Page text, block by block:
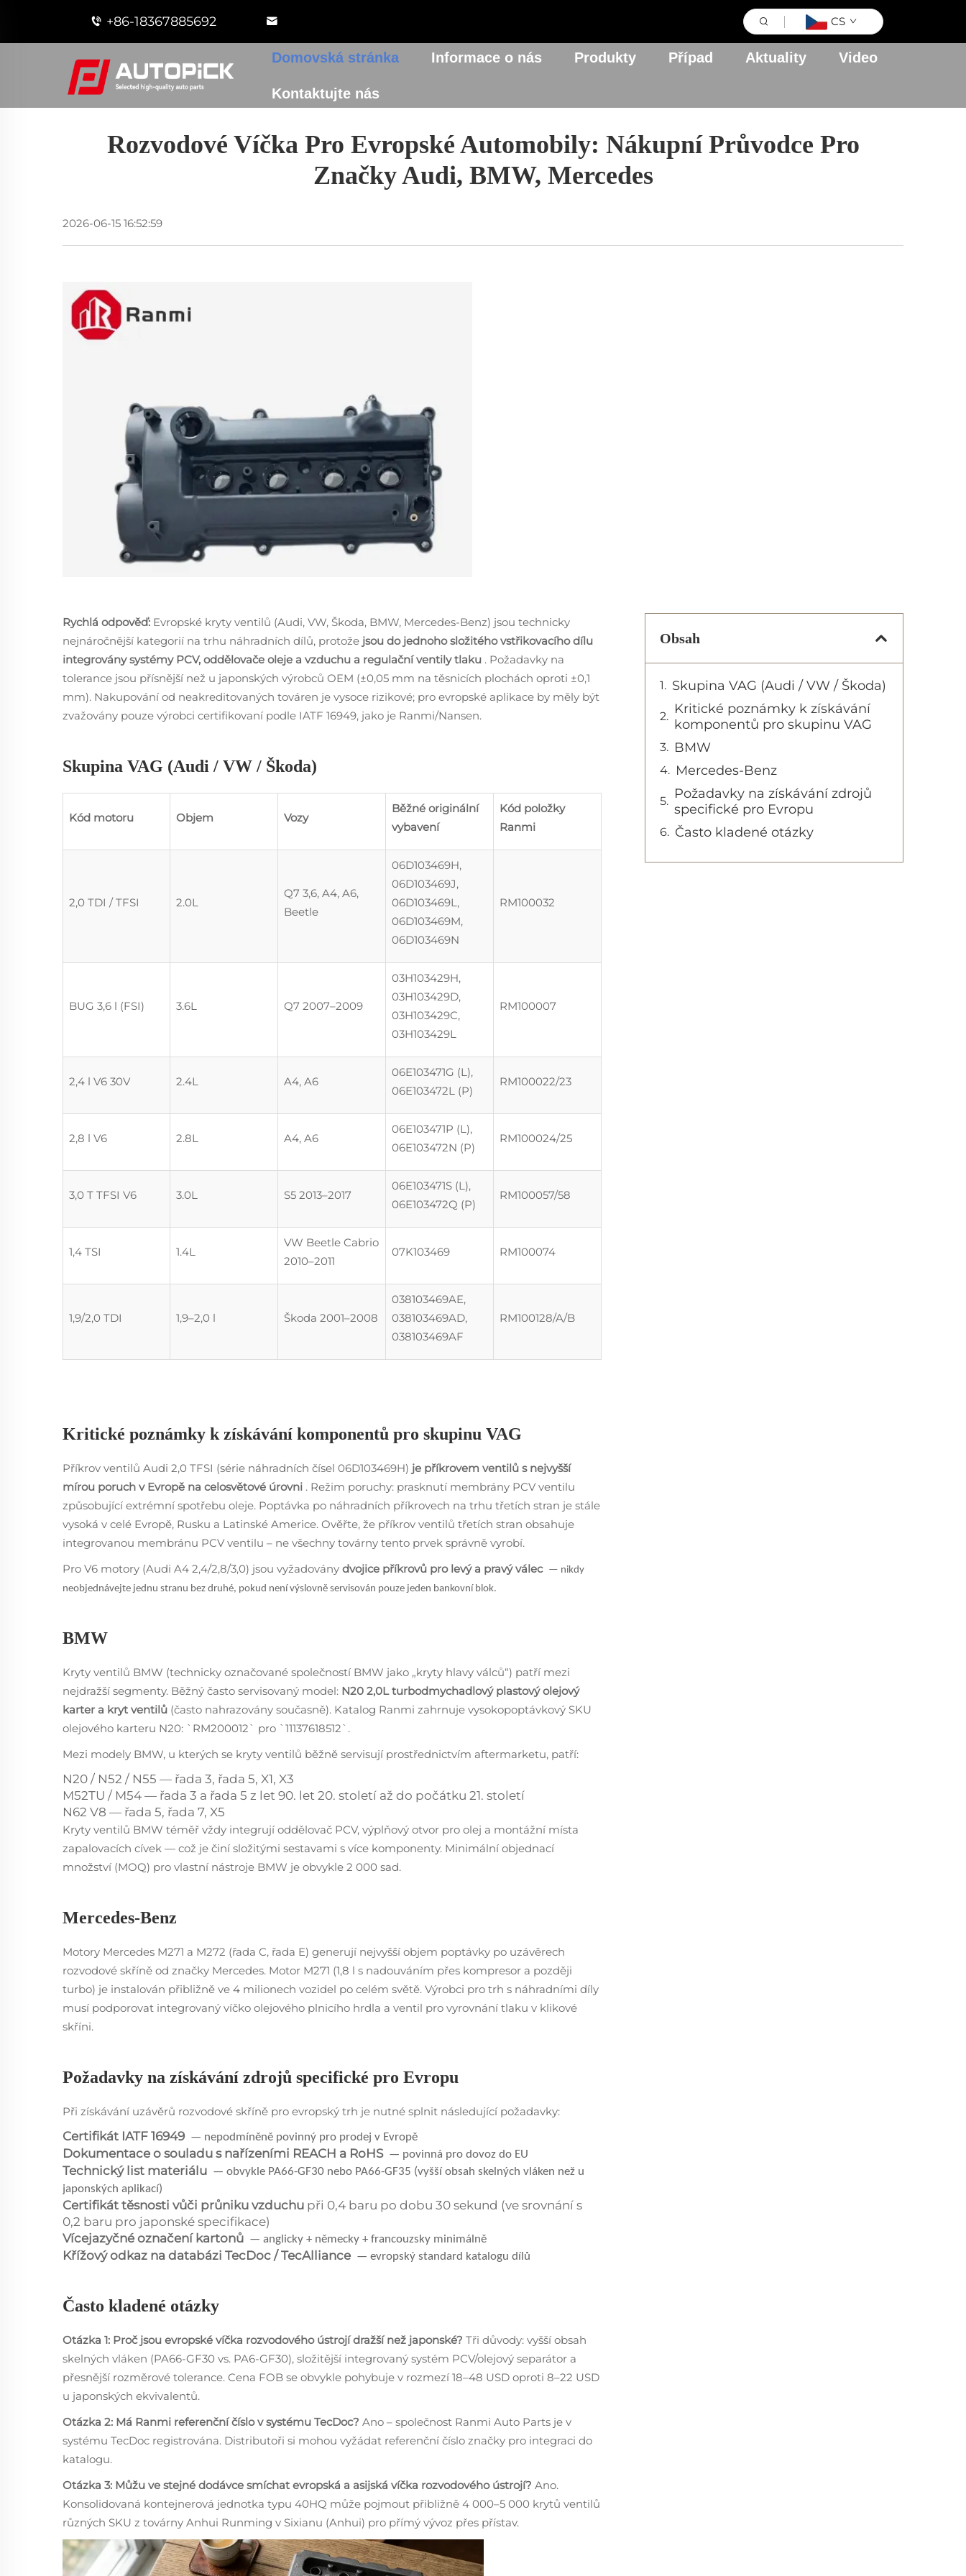
+86-18367885692 CS
Domovská stránka Informace o nás Produkty Případ Aktuality Video
Kontaktujte nás
Rozvodové Víčka Pro Evropské Automobily: Nákupní Průvodce Pro
Značky Audi, BMW, Mercedes
2026-06-15 16:52:59
Rychlá odpověď: Evropské kryty ventilů (Audi, VW, Škoda, BMW, Mercedes-Benz) jsou technicky
nejnáročnější kategorií na trhu náhradních dílů, protože jsou do jednoho složitého vstřikovacího dílu
integrovány systémy PCV, oddělovače oleje a vzduchu a regulační ventily tlaku . Požadavky na
tolerance jsou přísnější než u japonských výrobců OEM (±0,05 mm na těsnicích plochách oproti ±0,1
mm). Nakupování od neakreditovaných továren je vysoce rizikové; pro evropské aplikace by měly být
zvažovány pouze výrobci certifikovaní podle IATF 16949, jako je Ranmi/Nansen.
Skupina VAG (Audi / VW / Škoda)
Kód motoru Objem Vozy
Běžné originální
vybavení
Kód položky
Ranmi
2,0 TDI / TFSI 2.0L
Q7 3,6, A4, A6,
Beetle
06D103469H,
06D103469J,
06D103469L,
06D103469M,
06D103469N
RM100032
BUG 3,6 l (FSI) 3.6L Q7 2007–2009
03H103429H,
03H103429D,
03H103429C,
03H103429L
RM100007
2,4 l V6 30V 2.4L A4, A6
06E103471G (L),
06E103472L (P)
RM100022/23
2,8 l V6 2.8L A4, A6
06E103471P (L),
06E103472N (P)
RM100024/25
3,0 T TFSI V6 3.0L S5 2013–2017
06E103471S (L),
06E103472Q (P)
RM100057/58
1,4 TSI 1.4L
VW Beetle Cabrio
2010–2011
07K103469 RM100074
1,9/2,0 TDI 1,9–2,0 l Škoda 2001–2008
038103469AE,
038103469AD,
038103469AF
RM100128/A/B
Kritické poznámky k získávání komponentů pro skupinu VAG
Příkrov ventilů Audi 2,0 TFSI (série náhradních čísel 06D103469H) je příkrovem ventilů s nejvyšší
mírou poruch v Evropě na celosvětové úrovni . Režim poruchy: prasknutí membrány PCV ventilu
způsobující extrémní spotřebu oleje. Poptávka po náhradních příkrovech na trhu třetích stran je stále
vysoká v celé Evropě, Rusku a Latinské Americe. Ověřte, že příkrov ventilů třetích stran obsahuje
integrovanou membránu PCV ventilu – ne všechny továrny tento prvek správně vyrobí.
Pro V6 motory (Audi A4 2,4/2,8/3,0) jsou vyžadovány dvojice příkrovů pro levý a pravý válec — nikdy
neobjednávejte jednu stranu bez druhé, pokud není výslovně servisován pouze jeden bankovní blok.
BMW
Kryty ventilů BMW (technicky označované společností BMW jako „kryty hlavy válců“) patří mezi
nejdražší segmenty. Běžný často servisovaný model: N20 2,0L turbodmychadlový plastový olejový
karter a kryt ventilů (často nahrazovány současně). Katalog Ranmi zahrnuje vysokopoptávkový SKU
olejového karteru N20: `RM200012` pro `11137618512`.
Mezi modely BMW, u kterých se kryty ventilů běžně servisují prostřednictvím aftermarketu, patří:
N20 / N52 / N55 — řada 3, řada 5, X1, X3
M52TU / M54 — řada 3 a řada 5 z let 90. let 20. století až do počátku 21. století
N62 V8 — řada 5, řada 7, X5
Kryty ventilů BMW téměř vždy integrují oddělovač PCV, výplňový otvor pro olej a montážní místa
zapalovacích cívek — což je činí složitými sestavami s více komponenty. Minimální objednací
množství (MOQ) pro vlastní nástroje BMW je obvykle 2 000 sad.
Mercedes-Benz
Motory Mercedes M271 a M272 (řada C, řada E) generují nejvyšší objem poptávky po uzávěrech
rozvodové skříně od značky Mercedes. Motor M271 (1,8 l s nadouváním přes kompresor a později
turbo) je instalován přibližně ve 4 milionech vozidel po celém světě. Výrobci pro trh s náhradními díly
musí podporovat integrovaný víčko olejového plnicího hrdla a ventil pro vyrovnání tlaku v klikové
skříni.
Požadavky na získávání zdrojů specifické pro Evropu
Při získávání uzávěrů rozvodové skříně pro evropský trh je nutné splnit následující požadavky:
Certifikát IATF 16949 — nepodmíněně povinný pro prodej v Evropě
Dokumentace o souladu s nařízeními REACH a RoHS — povinná pro dovoz do EU
Technický list materiálu — obvykle PA66-GF30 nebo PA66-GF35 (vyšší obsah skelných vláken než u
japonských aplikací)
Certifikát těsnosti vůči průniku vzduchu při 0,4 baru po dobu 30 sekund (ve srovnání s
0,2 baru pro japonské specifikace)
Vícejazyčné označení kartonů — anglicky + německy + francouzsky minimálně
Křížový odkaz na databázi TecDoc / TecAlliance — evropský standard katalogu dílů
Často kladené otázky
Otázka 1: Proč jsou evropské víčka rozvodového ústrojí dražší než japonské? Tři důvody: vyšší obsah
skelných vláken (PA66-GF30 vs. PA6-GF30), složitější integrovaný systém PCV/olejový separátor a
přesnější rozměrové tolerance. Cena FOB se obvykle pohybuje v rozmezí 18–48 USD oproti 8–22 USD
u japonských ekvivalentů.
Otázka 2: Má Ranmi referenční číslo v systému TecDoc? Ano – společnost Ranmi Auto Parts je v
systému TecDoc registrována. Distributoři si mohou vyžádat referenční číslo značky pro integraci do
katalogu.
Otázka 3: Můžu ve stejné dodávce smíchat evropská a asijská víčka rozvodového ústrojí? Ano.
Konsolidovaná kontejnerová jednotka typu 40HQ může pojmout přibližně 4 000–5 000 krytů ventilů
různých SKU z továrny Anhui Runming v Sixianu (Anhui) pro přímý vývoz přes přístav.
Obsah
Skupina VAG (Audi / VW / Škoda)
Kritické poznámky k získávání
komponentů pro skupinu VAG
BMW
Mercedes-Benz
Požadavky na získávání zdrojů
specifické pro Evropu
Často kladené otázky